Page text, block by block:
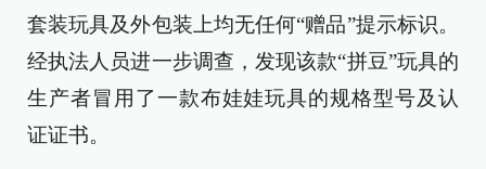
套装玩具及外包装上均无任何“赠品”提示标识。
经执法人员进一步调查，发现该款“拼豆”玩具的
生产者冒用了一款布娃娃玩具的规格型号及认
证证书。